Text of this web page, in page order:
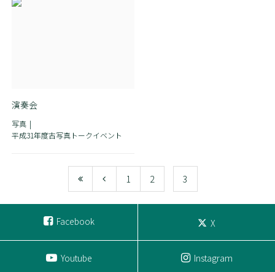
演奏会
写真
平成31年度古写真トークイベント
1 2 3
Facebook X
Youtube Instagram